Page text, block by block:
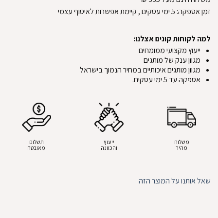
זמן אספקה: 5ימי עסקים, קיימת אפשרות לאיסוף עצמי
למה לקוחות קונים אצלנו:
ייעוץ מקצועי ממומחים
מגוון ענק של מותגים
מגוון מותגים איכותיים במחיר הנמוך בישראל
אספקה עד 5 ימי עסקים.
משלוח
מהיר
ייעוץ
והכוונה
תשלום
מאובטח
שאל אותנו על המוצר הזה